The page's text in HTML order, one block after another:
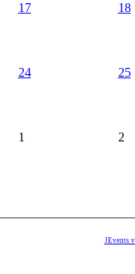
17 18
24 25
1 2
JEvents